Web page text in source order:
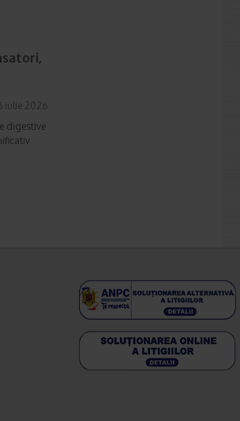
iulie 2026
digestive